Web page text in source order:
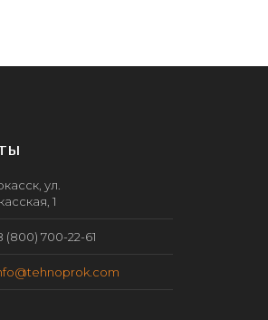
ул.
1
700-22-61